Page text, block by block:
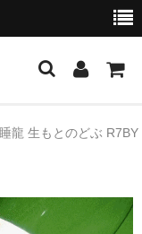
睡龍 生もとのどぶ R7BY